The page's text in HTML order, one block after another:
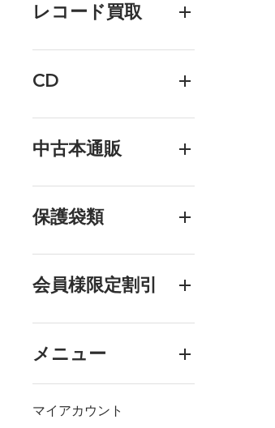
レコード買取
CD
中古本通販
保護袋類
会員様限定割引
メニュー
マイアカウント